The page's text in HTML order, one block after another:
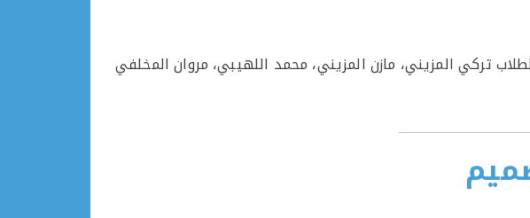
تركي المزيني، مازن المزيني، محمد اللهيبي، مروان المخلفي